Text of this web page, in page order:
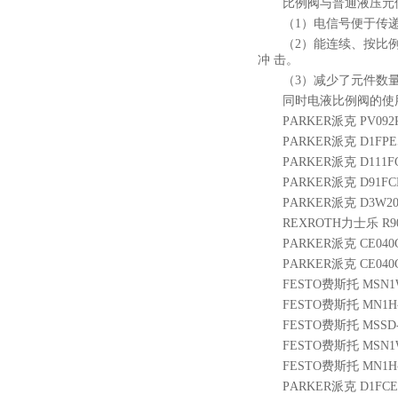
比例阀与普通液压
（1）电信号便于传
（2）能连续、按
冲 击。
（3）减少了元件数
同时电液比例阀的
PARKER派克
PARKER派克
PARKER派克
PARKER派克
PARKER派克
REXROTH力士乐
PARKER派克
PARKER派克
FESTO费斯托
FESTO费斯托
FESTO费斯托
FESTO费斯托
FESTO费斯托
PARKER派克